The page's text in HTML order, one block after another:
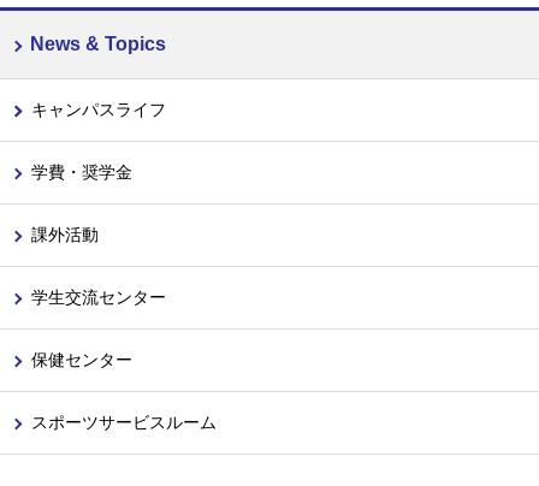
News & Topics
キャンパスライフ
学費・奨学金
課外活動
学生交流センター
保健センター
スポーツサービスルーム